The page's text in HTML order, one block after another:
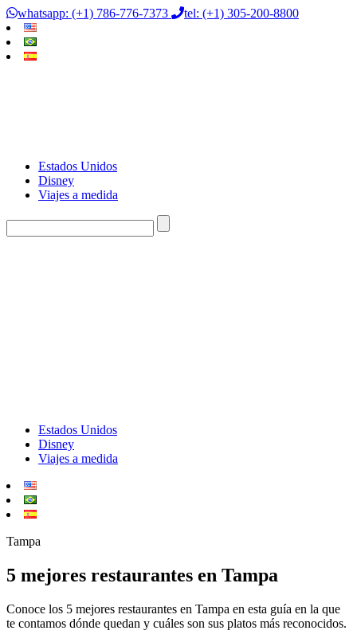
whatsapp: (+1) 786-776-7373 tel: (+1) 305-200-8800
Estados Unidos
Disney
Viajes a medida
Estados Unidos
Disney
Viajes a medida
Tampa
5 mejores restaurantes en Tampa
Conoce los 5 mejores restaurantes en Tampa en esta guía en la que
te contamos dónde quedan y cuáles son sus platos más reconocidos.